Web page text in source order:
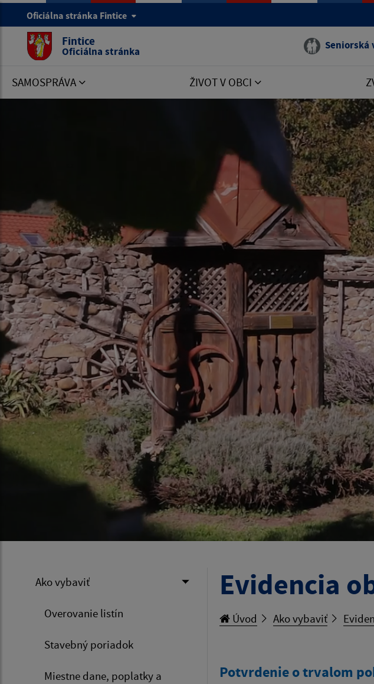
Oficiálna stránka Fintice
Fintice
Oficiálna stránka Seniorská
SAMOSPRÁVA ŽIVOT V OBCI
Ako vybaviť
Overovanie listín
Stavebný poriadok
Miestne dane, poplatky a
Evidencia
Úvod Ako vybaviť
Potvrdenie o trvalom